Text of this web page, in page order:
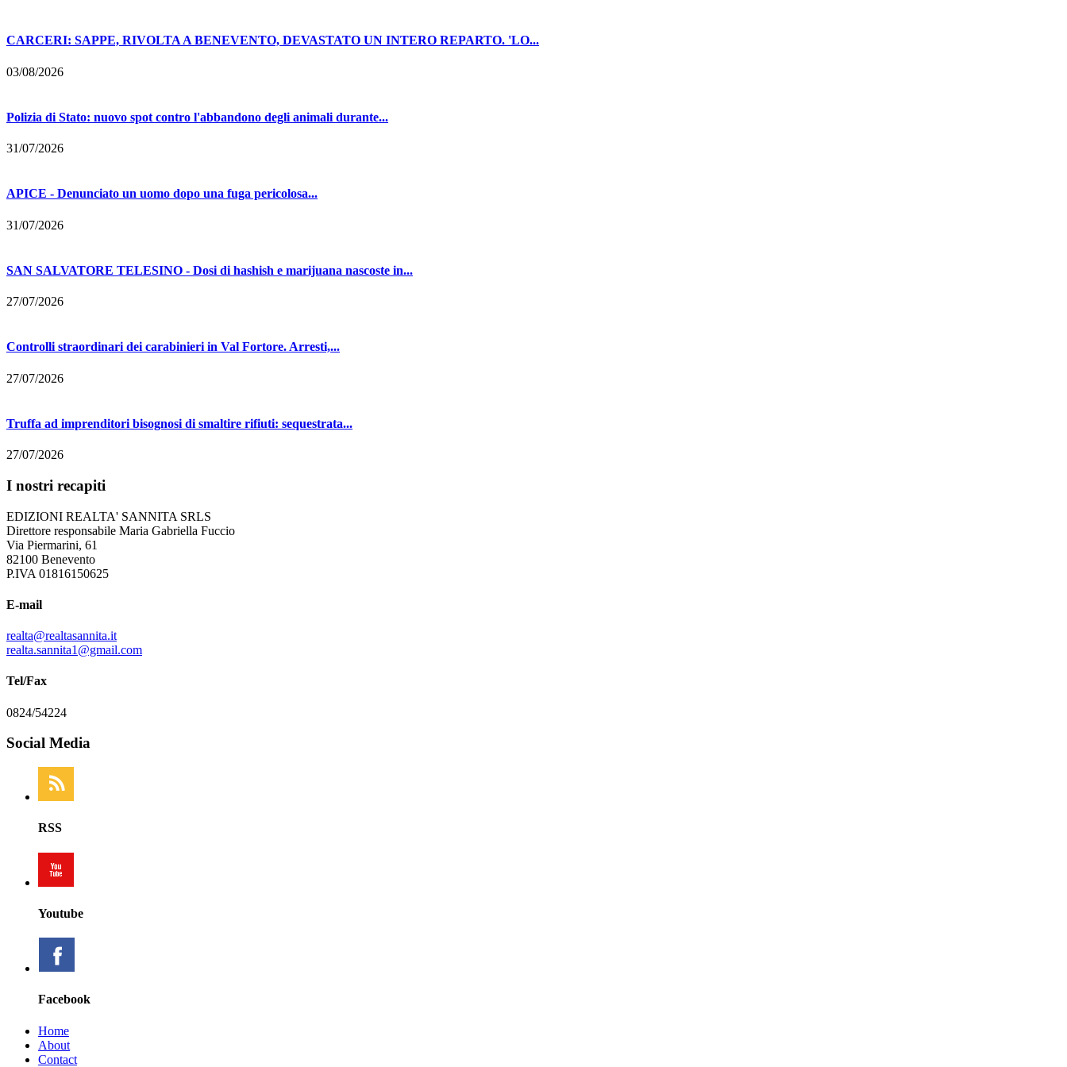
CARCERI: SAPPE, RIVOLTA A BENEVENTO, DEVASTATO UN INTERO REPARTO. 'LO...
03/08/2026
Polizia di Stato: nuovo spot contro l'abbandono degli animali durante...
31/07/2026
APICE - Denunciato un uomo dopo una fuga pericolosa...
31/07/2026
SAN SALVATORE TELESINO - Dosi di hashish e marijuana nascoste in...
27/07/2026
Controlli straordinari dei carabinieri in Val Fortore. Arresti,...
27/07/2026
Truffa ad imprenditori bisognosi di smaltire rifiuti: sequestrata...
27/07/2026
I nostri recapiti
EDIZIONI REALTA' SANNITA SRLS
Direttore responsabile Maria Gabriella Fuccio
Via Piermarini, 61
82100 Benevento
P.IVA 01816150625
E-mail
realta@realtasannita.it
realta.sannita1@gmail.com
Tel/Fax
0824/54224
Social Media
RSS
Youtube
Facebook
Home
About
Contact